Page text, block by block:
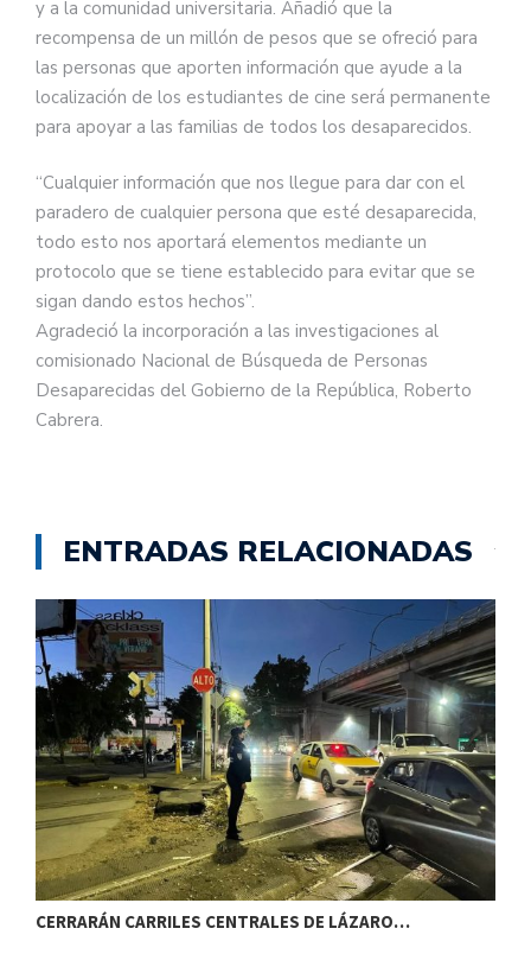
y a la comunidad universitaria. Añadió que la
recompensa de un millón de pesos que se ofreció para
las personas que aporten información que ayude a la
localización de los estudiantes de cine será permanente
para apoyar a las familias de todos los desaparecidos.
“Cualquier información que nos llegue para dar con el
paradero de cualquier persona que esté desaparecida,
todo esto nos aportará elementos mediante un
protocolo que se tiene establecido para evitar que se
sigan dando estos hechos”.
Agradeció la incorporación a las investigaciones al
comisionado Nacional de Búsqueda de Personas
Desaparecidas del Gobierno de la República, Roberto
Cabrera.
ENTRADAS RELACIONADAS
CERRARÁN CARRILES CENTRALES DE LÁZARO…